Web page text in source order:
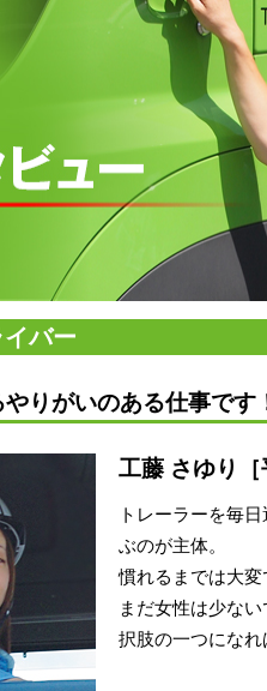
バー
りがいのある仕事です
工藤 さゆり［
トレーラーを毎
ぶのが主体。
慣れるまでは大変
まだ女性は少な
択肢の一つになれ